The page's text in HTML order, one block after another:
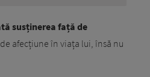
susținerea față de
afecțiune în viața lui, însă nu